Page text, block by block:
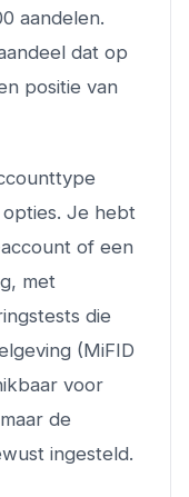
aandelen.
dat op
positie van
Je hebt
of een
met
die
(MiFID
voor
de
ingesteld.